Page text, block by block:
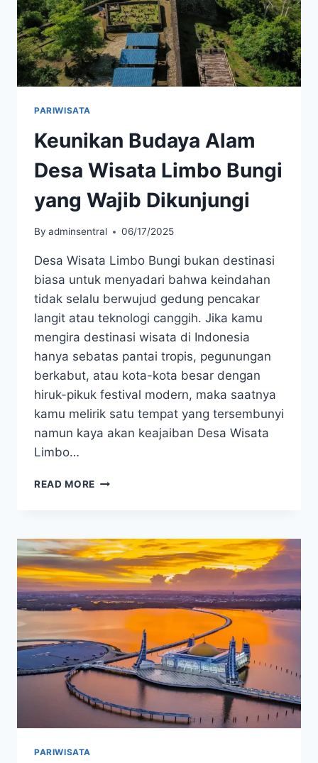
PARIWISATA
Keunikan Budaya Alam
Desa Wisata Limbo Bungi
yang Wajib Dikunjungi
By adminsentral 06/17/2025
Desa Wisata Limbo Bungi bukan destinasi
biasa untuk menyadari bahwa keindahan
tidak selalu berwujud gedung pencakar
langit atau teknologi canggih. Jika kamu
mengira destinasi wisata di Indonesia
hanya sebatas pantai tropis, pegunungan
berkabut, atau kota-kota besar dengan
hiruk-pikuk festival modern, maka saatnya
kamu melirik satu tempat yang tersembunyi
namun kaya akan keajaiban Desa Wisata
Limbo…
READ MORE KEUNIKAN
WISATA
LIMBO
BUNGI
YANG
WAJIB
DIKUNJUNGI
PARIWISATA